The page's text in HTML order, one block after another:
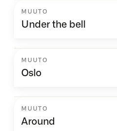
MUUTO
Under the bell
MUUTO
Oslo
MUUTO
Around